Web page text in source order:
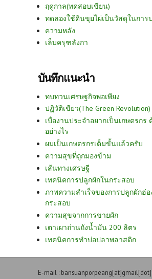
ฤดูกาล(ทดสอบเขียน)
ทดลองใช้ดินขุยไผ่เป็นวัสดุในการ
ความหลัง
เล็บครุฑลังกา
บันทึกแนะนำ
ทบทวนเศรษฐกิจพอเพียง
ปฏิวัติเขียว(The Green Revolution)
เบื่องานประจำอยากเป็นเกษตรกร
อย่างไร
ผมเป็นเกษตรกรเต็มขั้นแล้วครับ
ความสุขที่ถูกมองข้าม
เส้นทางเศรษฐี
เทคนิคการปลูกผักในกระสอบ
ภาพความสำเร็จของการปลูกผักฮ่อ
กระสอบ
ความสุขจากการขายผัก
เตาเผาถ่านถังน้ำมัน 200 ลิตร
เทคนิคการทำบ่อปลาพลาสติก
E-mail :